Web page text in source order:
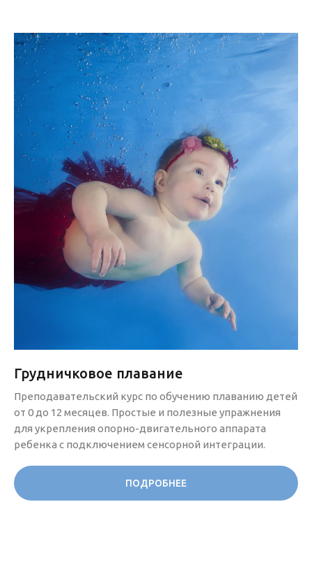
Грудничковое плавание
Преподавательский курс по обучению плаванию детей
от 0 до 12 месяцев. Простые и полезные упражнения
для укрепления опорно-двигательного аппарата
ребенка с подключением сенсорной интеграции.
ПОДРОБНЕЕ